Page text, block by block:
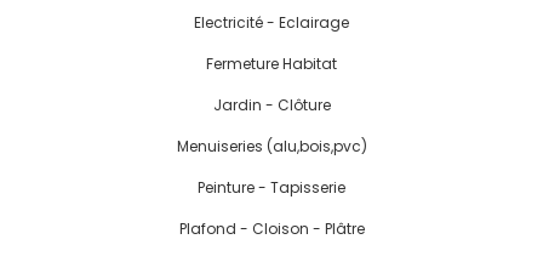
Electricité - Eclairage
Fermeture Habitat
Jardin - Clôture
Menuiseries (alu,bois,pvc)
Peinture - Tapisserie
Plafond - Cloison - Plâtre